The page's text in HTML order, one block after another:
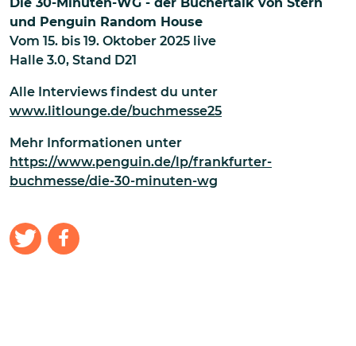
und Penguin Random House
Vom 15. bis 19. Oktober 2025 live
Halle 3.0, Stand D21
Alle Interviews findest du unter
www.litlounge.de/buchmesse25
Mehr Informationen unter
https://www.penguin.de/lp/frankfurter-
buchmesse/die-30-minuten-wg